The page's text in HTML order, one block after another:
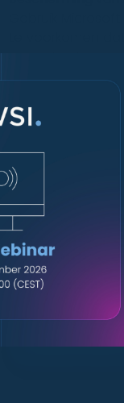
Gebruik
te voorkomen
Beheer van AI-
Zorg dat je AI-
Europese AI-
en toezicht door
Monitoring van
Detecteer
tot AI-modellen
Beheer en
Creëer
informatie wordt
VRAAG EEN